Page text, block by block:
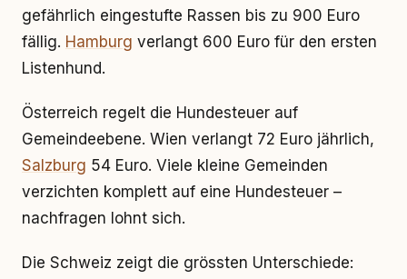
gefährlich eingestufte Rassen bis zu 900 Euro
fällig. Hamburg verlangt 600 Euro für den ersten
Listenhund.
Österreich regelt die Hundesteuer auf
Gemeindeebene. Wien verlangt 72 Euro jährlich,
Salzburg 54 Euro. Viele kleine Gemeinden
verzichten komplett auf eine Hundesteuer –
nachfragen lohnt sich.
Die Schweiz zeigt die grössten Unterschiede: